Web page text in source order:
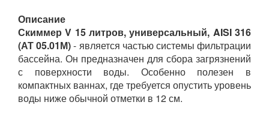
Описание
Скиммер V 15 литров, универсальный, AISI 316
(АТ 05.01М)- является частью системы фильтрации
бассейна. Он предназначен для сбора загрязнений
с поверхности воды. Особенно полезен в
компактных ваннах, где требуется опустить уровень
воды ниже обычной отметки в 12 см.